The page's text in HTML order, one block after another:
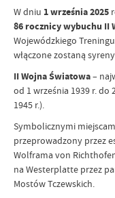
W dniu 1 września 2025
86 rocznicy wybuchu II
Wojewódzkiego
włączone zostaną
II Wojna Światowa–
od 1 września 1939 r. do
1945 r.).
Symbolicznymi
przeprowadzony przez
Wolframa von
na Westerplatte przez
Mostów Tczewskich.